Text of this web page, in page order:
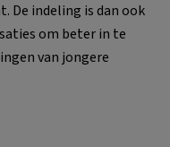
De indeling is dan ook
om beter in te
van jongere